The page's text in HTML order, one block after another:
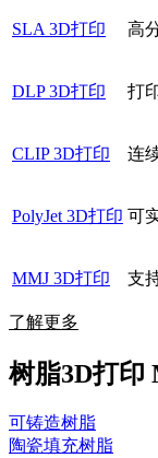
SLA 3D打印 高
DLP 3D打印 打
CLIP 3D打印 连
PolyJet 3D打印 可
MMJ 3D打印 支
了解更多
树脂3D打印
可铸造树脂
陶瓷填充树脂